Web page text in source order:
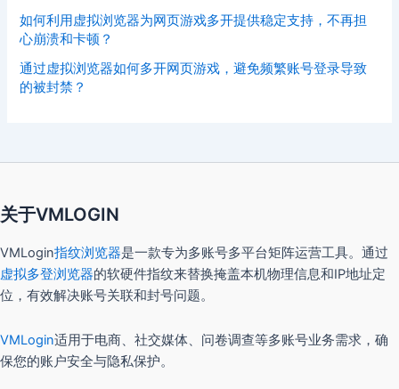
如何利用虚拟浏览器为网页游戏多开提供稳定支持，不再担
心崩溃和卡顿？
通过虚拟浏览器如何多开网页游戏，避免频繁账号登录导致
的被封禁？
关于VMLOGIN
VMLogin指纹浏览器是一款专为多账号多平台矩阵运营工具。通过
虚拟多登浏览器的软硬件指纹来替换掩盖本机物理信息和IP地址定
位，有效解决账号关联和封号问题。
VMLogin适用于电商、社交媒体、问卷调查等多账号业务需求，确
保您的账户安全与隐私保护。